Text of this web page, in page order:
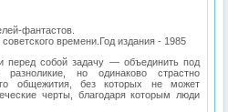
фантастов.
времени.Год издания - 1985
перед собой задачу — объединить под
но одинаково страстно
общежития, без которых не может
черты, благодаря которым люди